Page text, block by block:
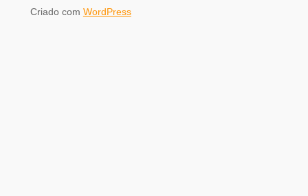
Criado com WordPress